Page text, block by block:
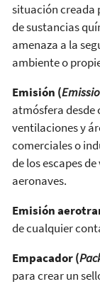
situación creada
de sustancias
amenaza a la
ambiente o
Emisión (
atmósfera desde
ventilaciones y
comerciales o
de los escapes
aeronaves.
Emisión
de cualquier
Empacador (
para crear un